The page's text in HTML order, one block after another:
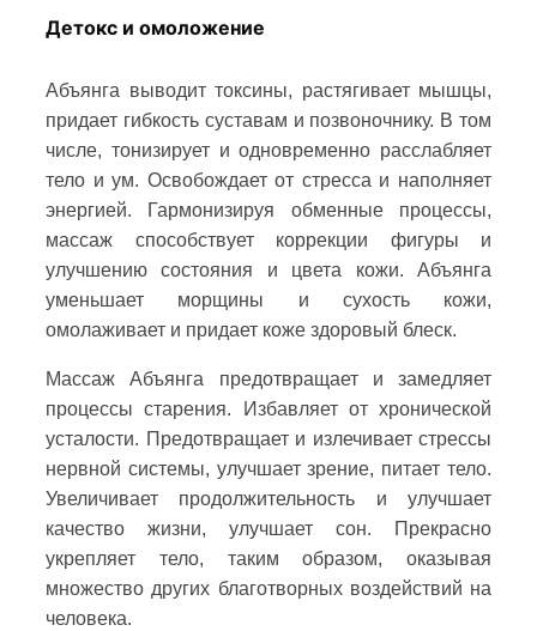
Детокс и омоложение
Абъянга выводит токсины, растягивает мышцы,
придает гибкость суставам и позвоночнику. В том
числе, тонизирует и одновременно расслабляет
тело и ум. Освобождает от стресса и наполняет
энергией. Гармонизируя обменные процессы,
массаж способствует коррекции фигуры и
улучшению состояния и цвета кожи. Абъянга
уменьшает морщины и сухость кожи,
омолаживает и придает коже здоровый блеск.
Массаж Абъянга предотвращает и замедляет
процессы старения. Избавляет от хронической
усталости. Предотвращает и излечивает стрессы
нервной системы, улучшает зрение, питает тело.
Увеличивает продолжительность и улучшает
качество жизни, улучшает сон. Прекрасно
укрепляет тело, таким образом, оказывая
множество других благотворных воздействий на
человека.